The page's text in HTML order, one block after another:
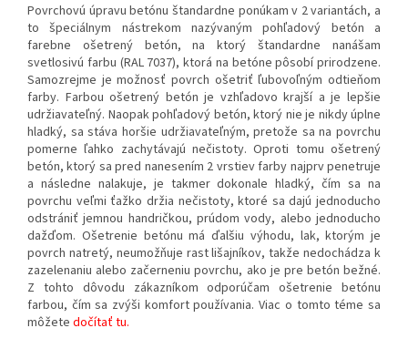
Povrchovú úpravu betónu štandardne ponúkam v 2 variantách, a
to špeciálnym nástrekom nazývaným pohľadový betón a
farebne ošetrený betón, na ktorý štandardne nanášam
svetlosivú farbu (RAL 7037), ktorá na betóne pôsobí prirodzene.
Samozrejme je možnosť povrch ošetriť ľubovoľným odtieňom
farby. Farbou ošetrený betón je vzhľadovo krajší a je lepšie
udržiavateľný. Naopak pohľadový betón, ktorý nie je nikdy úplne
hladký, sa stáva horšie udržiavateľným, pretože sa na povrchu
pomerne ľahko zachytávajú nečistoty. Oproti tomu ošetrený
betón, ktorý sa pred nanesením 2 vrstiev farby najprv penetruje
a následne nalakuje, je takmer dokonale hladký, čím sa na
povrchu veľmi ťažko držia nečistoty, ktoré sa dajú jednoducho
odstrániť jemnou handričkou, prúdom vody, alebo jednoducho
dažďom. Ošetrenie betónu má ďalšiu výhodu, lak, ktorým je
povrch natretý, neumožňuje rast lišajníkov, takže nedochádza k
zazelenaniu alebo začerneniu povrchu, ako je pre betón bežné.
Z tohto dôvodu zákazníkom odporúčam ošetrenie betónu
farbou, čím sa zvýši komfort používania. Viac o tomto téme sa
môžete dočítať tu.